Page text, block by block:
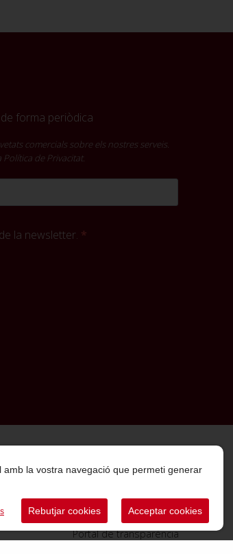
forma periòdica
comercials sobre els nostres serveis.
Política de Privacitat.
la newsletter.
Portal de transparència
la vostra navegació que permeti generar
Rebutjar cookies Acceptar cookies